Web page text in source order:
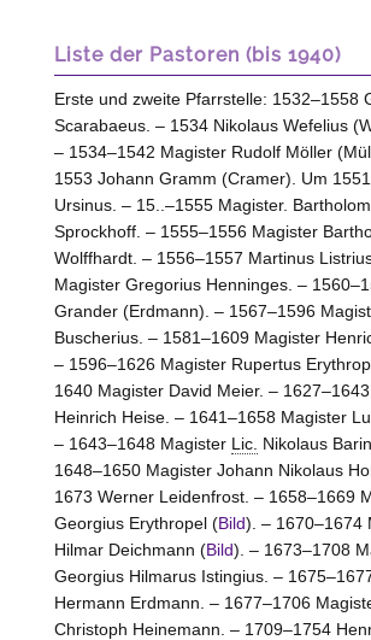
Liste der Pastoren (bis 1940)
Erste und zweite Pfarrstelle: 1532–1558
Scarabaeus. – 1534 Nikolaus Wefelius
– 1534–1542 Magister Rudolf Möller
1553 Johann Gramm (Cramer). Um
Ursinus. – 15..–1555 Magister.
Sprockhoff. – 1555–1556 Magister
Wolffhardt. – 1556–1557 Martinus
Magister Gregorius Henninges. –
Grander (Erdmann). – 1567–1596
Buscherius. – 1581–1609 Magister
– 1596–1626 Magister Rupertus
1640 Magister David Meier. –
Heinrich Heise. – 1641–1658 Magister
– 1643–1648 Magister Lic. Nikolaus
1648–1650 Magister Johann Nikolaus
1673 Werner Leidenfrost. – 1658–1669
Georgius Erythropel (Bild). – 1670–1674
Hilmar Deichmann (Bild). – 1673–1708
Georgius Hilmarus Istingius. –
Hermann Erdmann. – 1677–1706
Christoph Heinemann. – 1709–1754